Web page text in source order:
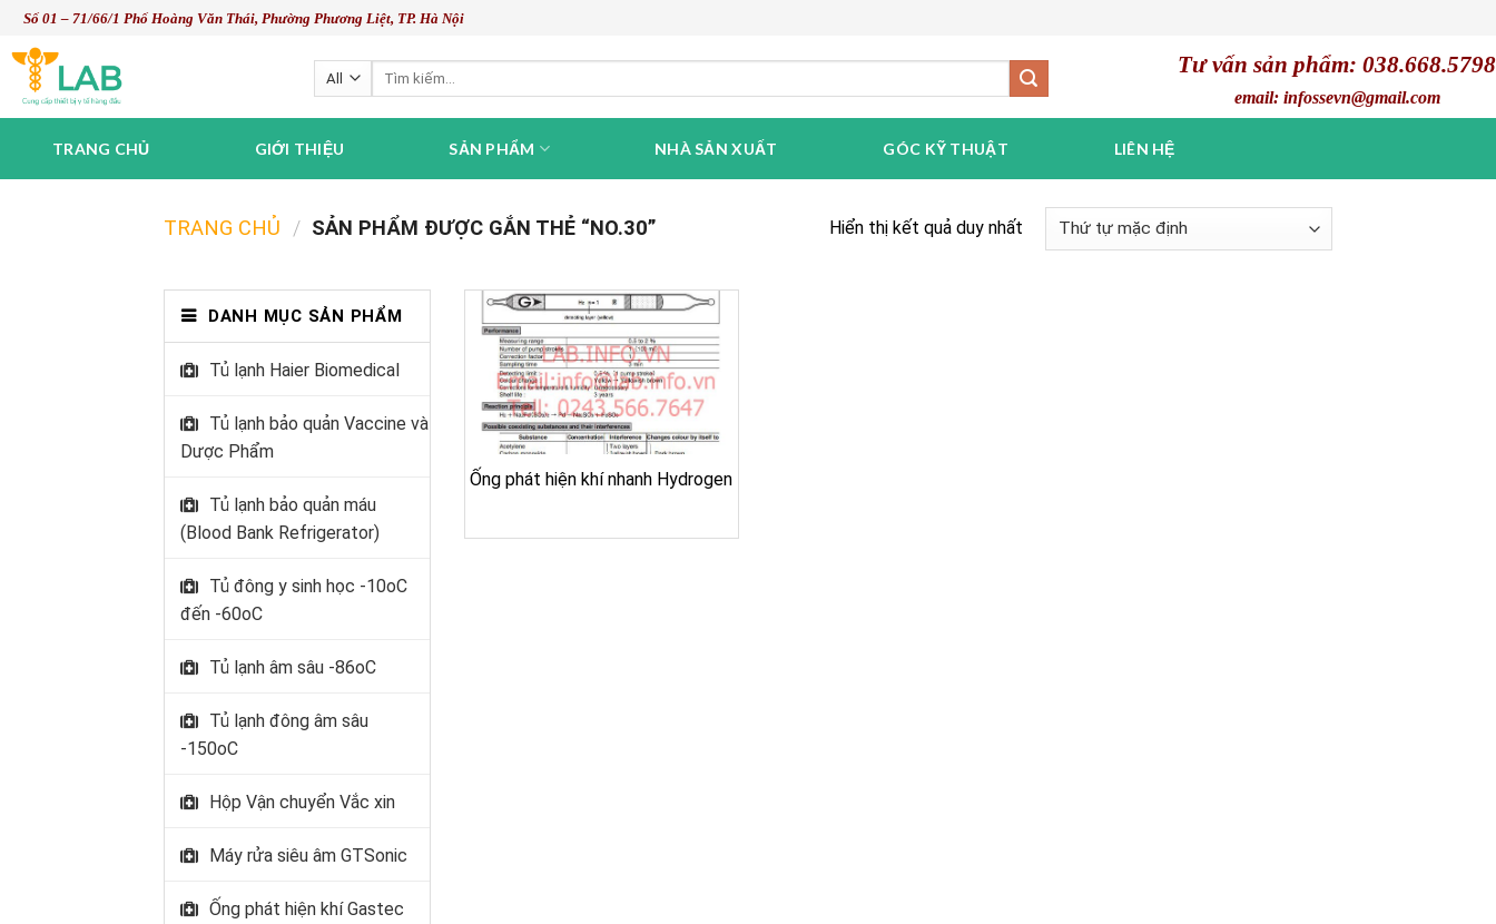
Skip
content
Số 01 – 71/66/1 Phố Hoàng Văn Thái, Phường Phương Liệt, TP. Hà Nội
Tìm
Tư vấn sản phẩm: 038.668.5798
email: infossevn@gmail.com
TRANG CHỦ GIỚI THIỆU SẢN PHẨM NHÀ SẢN XUẤT GÓC KỸ THUẬT LIÊN HỆ
TRANG CHỦ / SẢN PHẨM ĐƯỢC GẮN THẺ “NO.30” Hiển thị kết quả duy nhất
DANH MỤC SẢN PHẨM
Tủ lạnh Haier Biomedical
Tủ lạnh bảo quản Vaccine và
Dược Phẩm
Tủ lạnh bảo quản máu
(Blood Bank Refrigerator)
Tủ đông y sinh học -10oC
đến -60oC
Tủ lạnh âm sâu -86oC
Tủ lạnh đông âm sâu
-150oC
Hộp Vận chuyển Vắc xin
Máy rửa siêu âm GTSonic
Ống phát hiện khí Gastec
Ống phát hiện khí nhanh Hydrogen